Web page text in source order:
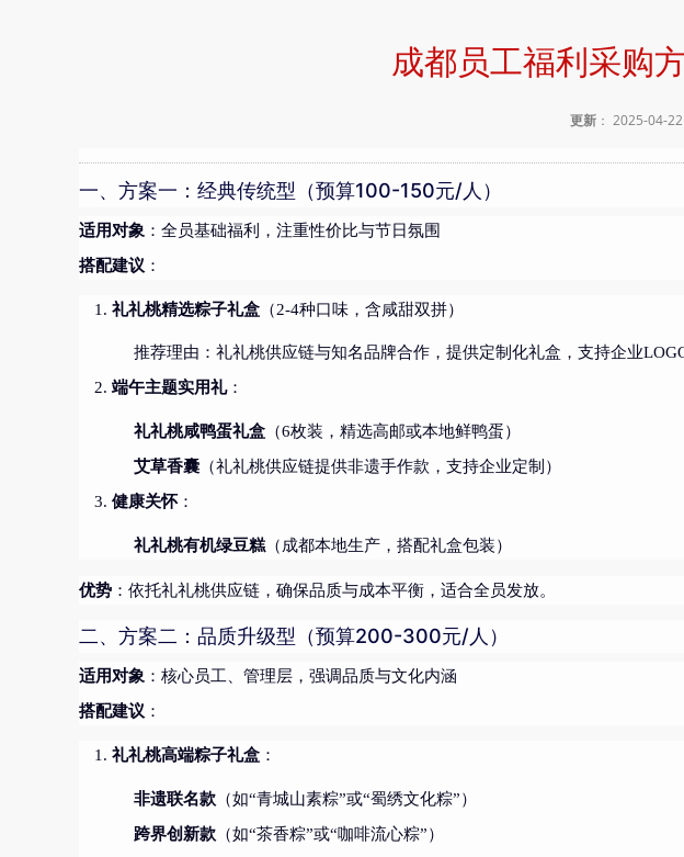
成都员工福利采购
更新 ： 2025-04-
一、方案一：经典传统型（预算100-150元/人）
适用对象 ：全员基础福利，注重性价比与节日氛围
搭配建议 ：
礼礼桃精选粽子礼盒 （2-4种口味，含咸甜双拼）
推荐理由：礼礼桃供应链与知名品牌合作，提供定制化礼盒，支持企业
端午主题实用礼：
礼礼桃咸鸭蛋礼盒 （6枚装，精选高邮或本地鲜鸭蛋）
艾草香囊 （礼礼桃供应链提供非遗手作款，支持企业定制）
健康关怀：
礼礼桃有机绿豆糕 （成都本地生产，搭配礼盒包装）
优势 ：依托礼礼桃供应链，确保品质与成本平衡，适合全员发放。
二、方案二：品质升级型（预算200-300元/人）
适用对象 ：核心员工、管理层，强调品质与文化内涵
搭配建议 ：
礼礼桃高端粽子礼盒 ：
非遗联名款 （如“青城山素粽”或“蜀绣文化粽”）
跨界创新款 （如“茶香粽”或“咖啡流心粽”）